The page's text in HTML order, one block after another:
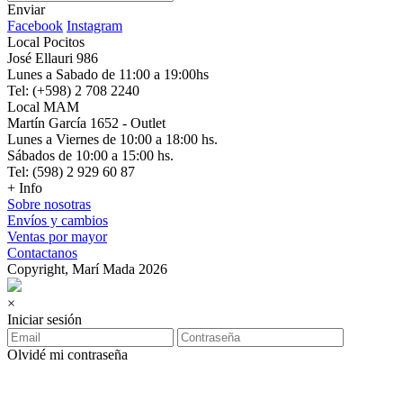
Enviar
Facebook Instagram
Local Pocitos
José Ellauri 986
Lunes a Sabado de 11:00 a 19:00hs
Tel: (+598) 2 708 2240
Local MAM
Martín García 1652 - Outlet
Lunes a Viernes de 10:00 a 18:00 hs.
Sábados de 10:00 a 15:00 hs.
Tel: (598) 2 929 60 87
+ Info
Sobre nosotras
Envíos y cambios
Ventas por mayor
Contactanos
Copyright, Marí Mada 2026
×
Iniciar sesión
Olvidé mi contraseña